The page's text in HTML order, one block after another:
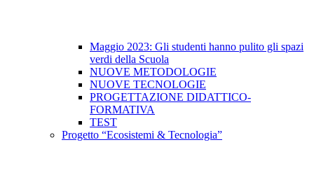
Maggio 2023: Gli studenti hanno pulito gli spazi
verdi della Scuola
NUOVE METODOLOGIE
NUOVE TECNOLOGIE
PROGETTAZIONE DIDATTICO-
FORMATIVA
TEST
Progetto “Ecosistemi & Tecnologia”